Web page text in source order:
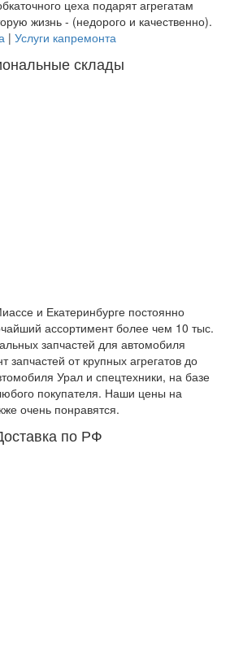
цеха подарят агрегатам
жизнь - (недорого и качественно).
| Услуги капремонта
склады
и Екатеринбурге постоянно
ассортимент более чем 10 тыс.
запчастей для автомобиля
от крупных агрегатов до
Урал и спецтехники, на базе
покупателя. Наши цены на
очень понравятся.
по РФ